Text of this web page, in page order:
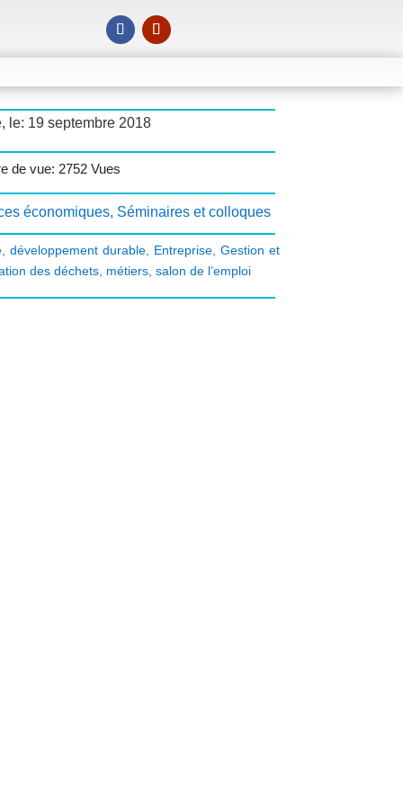
le: 19 septembre 2018
de vue: 2752 Vues
économiques, Séminaires et colloques
, développement durable, Entreprise, Gestion et
des déchets, métiers, salon de l’emploi